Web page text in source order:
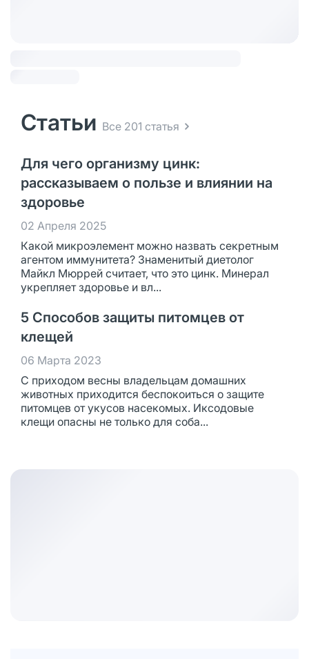
Статьи Все 201 статья
Для чего организму цинк:
рассказываем о пользе и влиянии на
здоровье
02 Апреля 2025
Какой микроэлемент можно назвать секретным
агентом иммунитета? Знаменитый диетолог
Майкл Мюррей считает, что это цинк. Минерал
укрепляет здоровье и вл...
5 Способов защиты питомцев от
клещей
06 Марта 2023
С приходом весны владельцам домашних
животных приходится беспокоиться о защите
питомцев от укусов насекомых. Иксодовые
клещи опасны не только для соба...